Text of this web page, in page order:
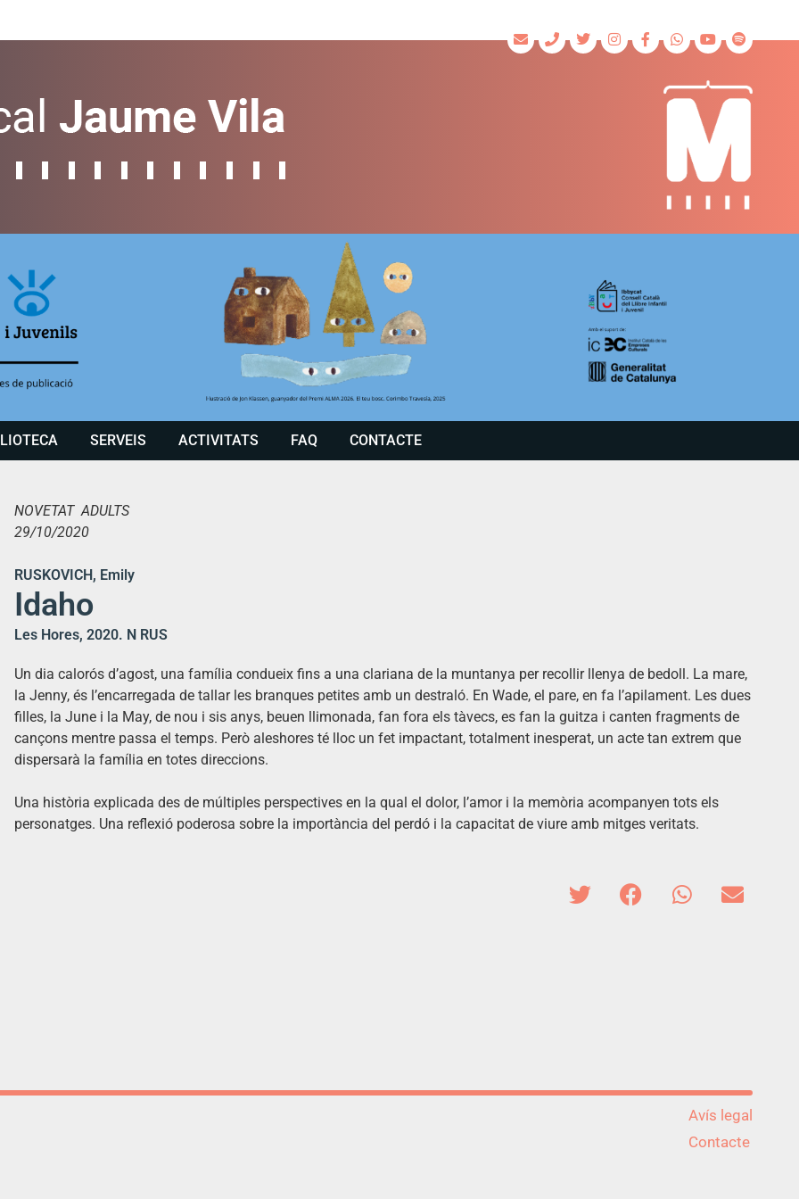
SERVEIS ACTIVITATS FAQ CONTACTE
NOVETAT ADULTS
29/10/2020
RUSKOVICH, Emily
Idaho
Les Hores, 2020. N RUS
Un dia calorós d’agost, una família condueix fins a una clariana de la muntanya per recollir llenya de bedoll. La mare,
la Jenny, és l’encarregada de tallar les branques petites amb un destraló. En Wade, el pare, en fa l’apilament. Les dues
filles, la June i la May, de nou i sis anys, beuen llimonada, fan fora els tàvecs, es fan la guitza i canten fragments de
cançons mentre passa el temps. Però aleshores té lloc un fet impactant, totalment inesperat, un acte tan extrem que
dispersarà la família en totes direccions.
Una història explicada des de múltiples perspectives en la qual el dolor, l’amor i la memòria acompanyen tots els
personatges. Una reflexió poderosa sobre la importància del perdó i la capacitat de viure amb mitges veritats.
Avís legal
Contacte